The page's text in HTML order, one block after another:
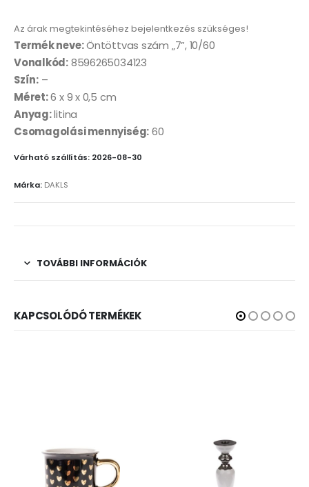
Az árak megtekintéséhez bejelentkezés szükséges!
Termék neve:Öntöttvas szám „7”, 10/60
Vonalkód:8596265034123
Szín:–
Méret:6 x 9 x 0,5 cm
Anyag:litina
Csomagolási mennyiség:60
Várható szállítás: 2026-08-30
Márka: DAKLS
TOVÁBBI INFORMÁCIÓK
KAPCSOLÓDÓ TERMÉKEK